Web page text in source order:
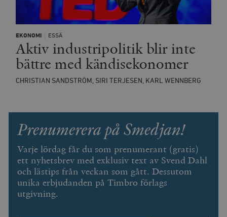
EKONOMI ESSÄ
Aktiv industripolitik blir inte
bättre med kändisekonomer
CHRISTIAN SANDSTRÖM, SIRI TERJESEN, KARL WENNBERG
Prenumerera på Smedjan!
Varje lördag får du som prenumerant (gratis)
ett nyhetsbrev med exklusiv text av Svend Dahl
och lästips från veckan som gått. Dessutom
unika erbjudanden på Timbro förlags
utgivning.